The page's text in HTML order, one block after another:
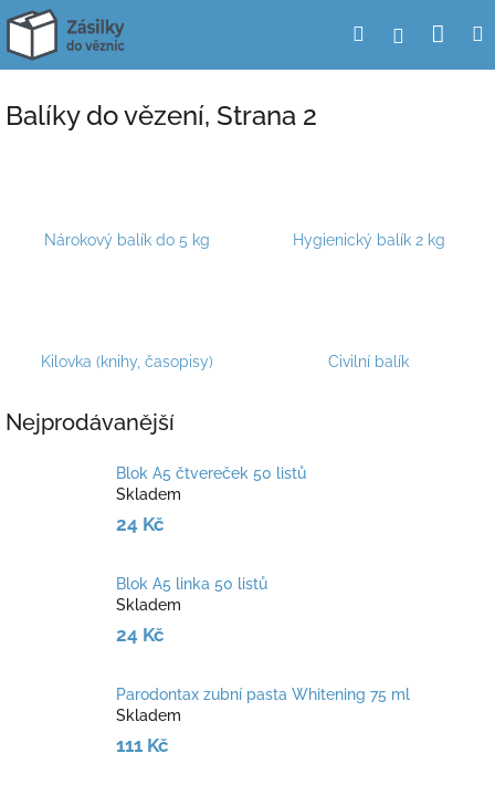
Přejít
obsah
HledatPřihlášení
Balíky do vězení, Strana 2
Nárokový balík do 5 kg Hygienický balík 2 kg
Kilovka (knihy, časopisy) Civilní balík
Nejprodávanější
Blok A5 čtvereček 50 listů
Skladem
24 Kč
Blok A5 linka 50 listů
Skladem
24 Kč
Parodontax zubní pasta Whitening 75 ml
Skladem
111 Kč